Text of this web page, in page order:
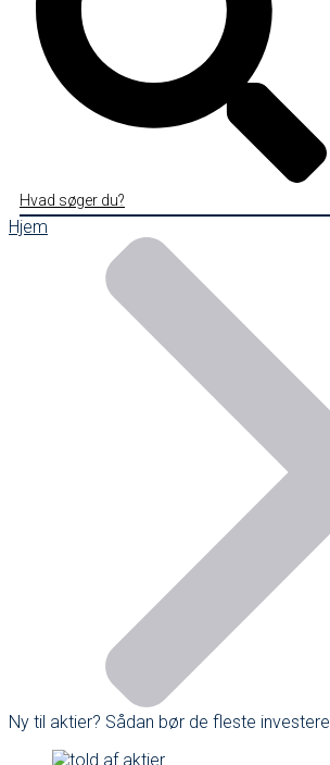
Hvad søger du?
Hjem
Ny til aktier? Sådan bør de fleste investere